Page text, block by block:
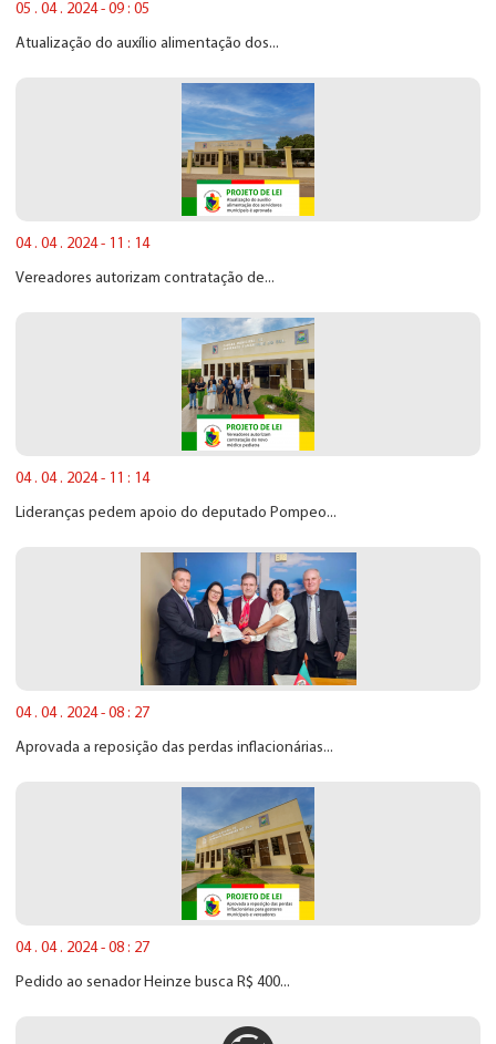
05 . 04 . 2024 - 09 : 05
Atualização do auxílio alimentação dos...
04 . 04 . 2024 - 11 : 14
Vereadores autorizam contratação de...
04 . 04 . 2024 - 11 : 14
Lideranças pedem apoio do deputado Pompeo...
04 . 04 . 2024 - 08 : 27
Aprovada a reposição das perdas inflacionárias...
04 . 04 . 2024 - 08 : 27
Pedido ao senador Heinze busca R$ 400...